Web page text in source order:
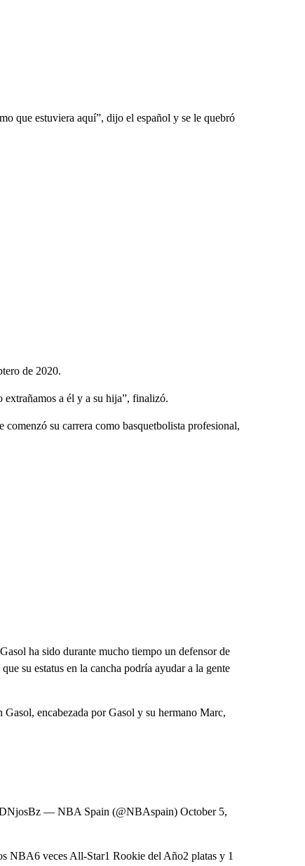
que estuviera aquí”, dijo el español y se le quebró
de 2020.
a él y a su hija”, finalizó.
su carrera como basquetbolista profesional,
ha sido durante mucho tiempo un defensor de
su estatus en la cancha podría ayudar a la gente
encabezada por Gasol y su hermano Marc,
— NBA Spain (@NBAspain) October 5,
NBA6 veces All-Star1 Rookie del Año2 platas y 1